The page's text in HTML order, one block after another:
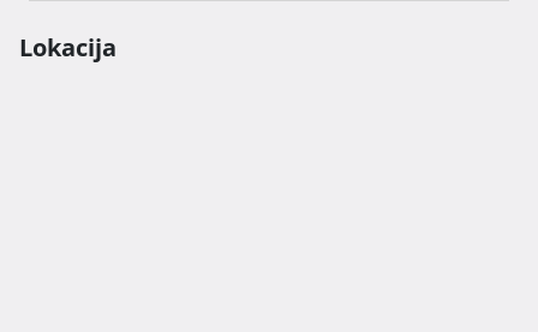
Lokacija